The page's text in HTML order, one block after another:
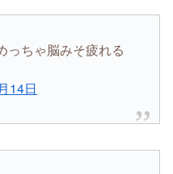
っちゃ脳みそ疲れる
14日